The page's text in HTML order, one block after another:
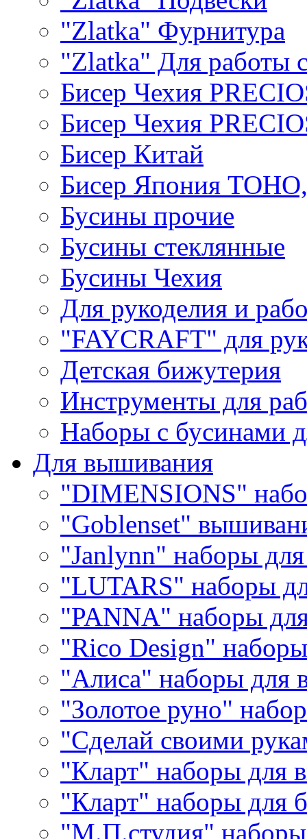
"Zlatka" Фурнитура
"Zlatka" Для работы
Бисер Чехия
Бисер Чехия
Бисер Китай
Бисер Япония
Бусины прочие
Бусины стеклянные
Бусины Чехия
Для рукоделия и
"FAYCRAFT" для
Детская бижутерия
Инструменты для
Наборы с бусинами
Для вышивания
"DIMENSIONS"
"Goblenset"
"Janlynn" наборы
"LUTARS" наборы
"PANNA" наборы
"Rico Design"
"Алиса" наборы для
"Золотое руно"
"Сделай своими
"Кларт" наборы для
"Кларт" наборы для
"М.П.студия"